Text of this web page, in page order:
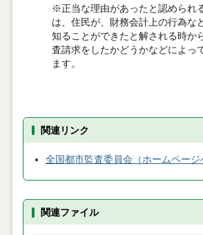
※正当な理由があったと認められ
は、住民が、財務会計上の行為な
知ることができたと解される時か
査請求をしたかどうかなどによっ
ます。
関連リンク
全国都市監査委員会（ホームページ
関連ファイル